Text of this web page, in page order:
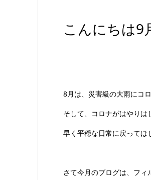
こんにちは
8月は、災害級の大雨にコ
そして、コロナがはやりは
早く平穏な日常に戻ってほ
さて今月のブログは、フ